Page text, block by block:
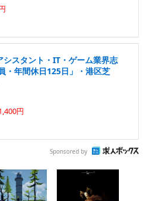
スタント・IT・ゲーム業界志
・年間休日125日」・港区芝
円
Sponsored by